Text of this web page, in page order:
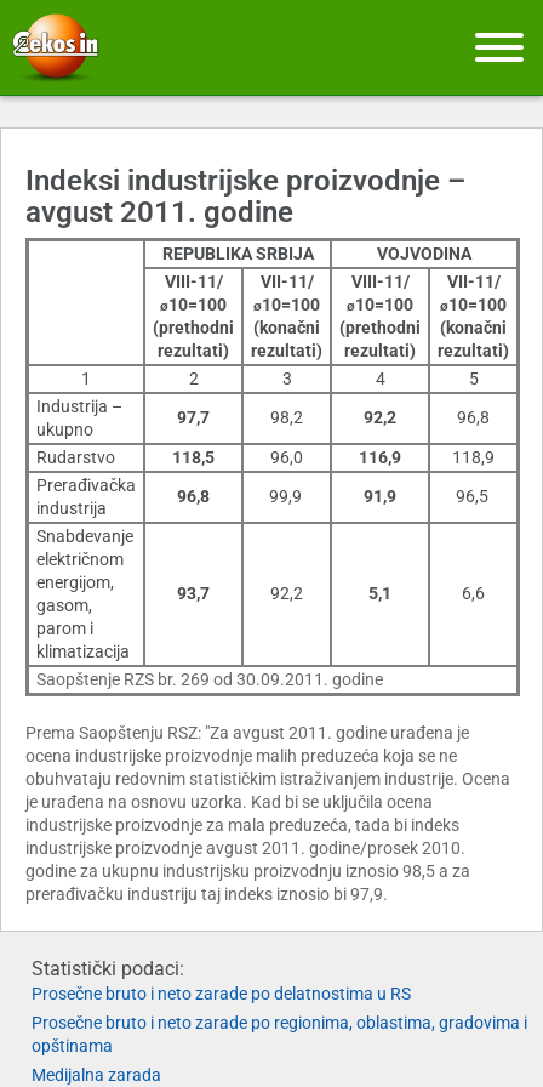
Indeksi industrijske proizvodnje –
avgust 2011. godine
REPUBLIKA SRBIJA
VOJVODINA
VIII-11/
ø10=100
(prethodni
rezultati)
VII-11/
ø10=100
(konačni
rezultati)
VIII-11/
ø10=100
(prethodni
rezultati)
VII-11/
ø10=100
(konačni
rezultati)
1
2 3 4
5
Industrija –
ukupno
97,7 98,2 92,2 96,8
Rudarstvo 118,5 96,0 116,9
118,9
Prerađivačka
industrija
96,8 99,9 91,9 96,5
Snabdevanje
električnom
energijom,
gasom,
parom i
klimatizacija
93,7 92,2 5,1 6,6
Saopštenje RZS br. 269 od 30.09.2011. godine
Prema Saopštenju RSZ: "Za avgust 2011. godine urađena je
ocena industrijske proizvodnje malih preduzeća koja se ne
obuhvataju redovnim statističkim istraživanjem industrije. Ocena
je urađena na osnovu uzorka. Kad bi se uključila ocena
industrijske proizvodnje za mala preduzeća, tada bi indeks
industrijske proizvodnje avgust 2011. godine/prosek 2010.
godine za ukupnu industrijsku proizvodnju iznosio 98,5 a za
prerađivačku industriju taj indeks iznosio bi 97,9.
Statistički podaci:
Prosečne bruto i neto zarade po delatnostima u RS
Prosečne bruto i neto zarade po regionima, oblastima, gradovima i
opštinama
Medijalna zarada